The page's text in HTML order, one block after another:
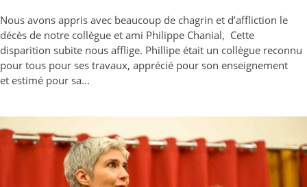
Nous avons appris avec beaucoup de chagrin et d’affliction le
décès de notre collègue et ami Philippe Chanial, Cette
disparition subite nous afflige. Phillipe était un collègue reconnu
pour tous pour ses travaux, apprécié pour son enseignement
et estimé pour sa...